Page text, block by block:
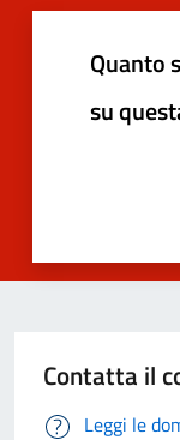
Quanto
su
Contatta il
Leggi le